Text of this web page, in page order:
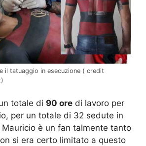
il tatuaggio in esecuzione ( credit
totale di 90 ore di lavoro per
per un totale di 32 sedute in
è un fan talmente tanto
si era certo limitato a questo